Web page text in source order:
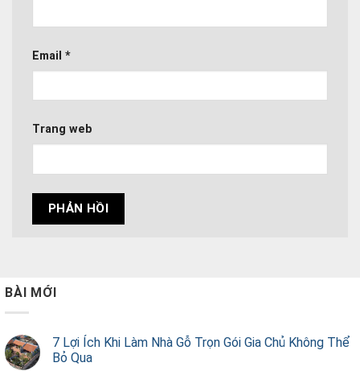
Email *
Trang web
BÀI MỚI
7 Lợi Ích Khi Làm Nhà Gỗ Trọn Gói Gia Chủ Không Thể
Bỏ Qua